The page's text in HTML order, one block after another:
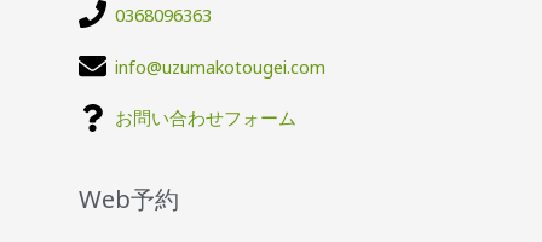
0368096363
info@uzumakotougei.com
お問い合わせフォーム
Web予約